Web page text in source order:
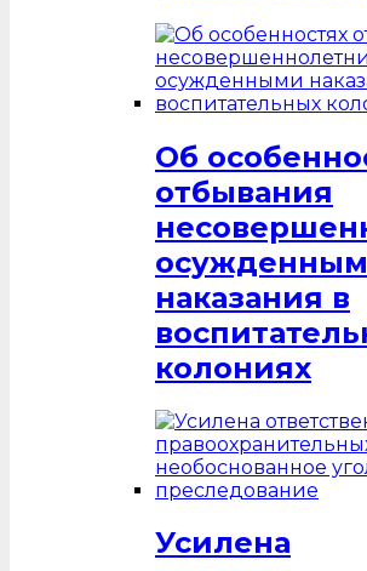
Об
отбывания
наказания в
колониях
Усилена